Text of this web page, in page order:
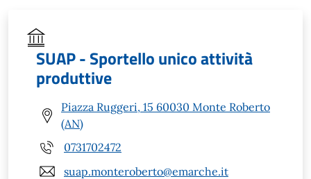
SUAP - Sportello unico attività
produttive
Piazza Ruggeri, 15 60030 Monte Roberto
(AN)
0731702472
suap.monteroberto@emarche.it